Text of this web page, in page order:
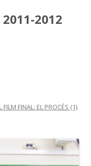
2012
FILM FINAL: EL PROCÉS (1).